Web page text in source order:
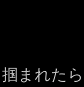
まれた